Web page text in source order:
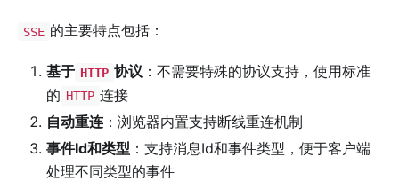
SSE 的主要特点包括：
基于 HTTP 协议 ：不需要特殊的协议支持，使用标准
的 HTTP 连接
自动重连 ：浏览器内置支持断线重连机制
事件Id和类型 ：支持消息Id和事件类型，便于客户端
处理不同类型的事件